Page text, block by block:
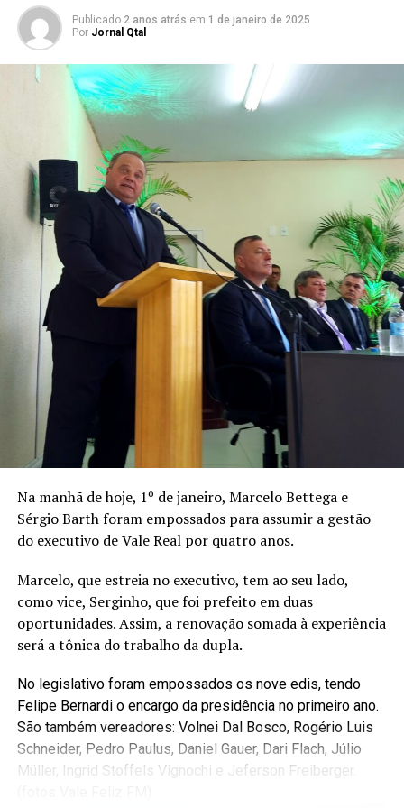
Alguns dos principais grupos musicais do Estado
também passam pelo palco da festa. Já no dia da
abertura oficial, às 21h30, tem Rogério Magrão e Banda.
No primeiro sábado tem duas grandes atrações à noite.
Às 20h tem show de humor com Gaudêncio e, logo após,
às 21h30, o melhor da música gauchesca vem com o
grupo Tchê Barbaridade. No primeiro domingo, 12 de
março, a principal atração é a banda Brilha Som, às 17h.
Antes tem a Banda 0800 e após, Sétimo Sentido.
17 de março, sexta-feira, com programação voltada ao
público jovem. A partir das 19h30 passam pelo palco
principal Noutrocéu, Vitor Henrique e Gabriel, Sambary
No dia 18, às 20h30, mais uma atração de alto nível:
Rainha Musical. Na sequência, o musical Encanto anima
o público. No dia 18 tem o show nacional e no dia 20,
Kronenthal Fest traz mais duas grandes atrações:
Wilceu e Mari Pause e banda às 17h e Corpo e Alma às
19h. Antes, a partir das 14h tem baile da terceira idade
com a banda Os Signos.
Publicado 2 anos atrás em 1 de janeiro de 2025
Por Jornal Qtal
Na manhã de hoje, 1º de janeiro, Marcelo Bettega e
Sérgio Barth foram empossados para assumir a gestão
do executivo de Vale Real por quatro anos.
Marcelo, que estreia no executivo, tem ao seu lado,
como vice, Serginho, que foi prefeito em duas
oportunidades. Assim, a renovação somada à experiência
será a tônica do trabalho da dupla.
No legislativo foram empossados os nove edis, tendo
Felipe Bernardi o encargo da presidência no primeiro ano.
São também vereadores: Volnei Dal Bosco, Rogério Luis
Schneider, Pedro Paulus, Daniel Gauer, Dari Flach, Júlio
Müller, Ingrid Stoffels Vignochi e Jeferson Freiberger.